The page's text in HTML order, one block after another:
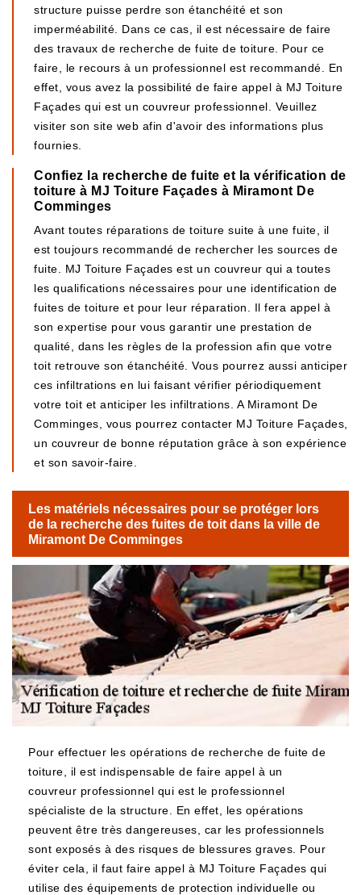
structure puisse perdre son étanchéité et son
imperméabilité. Dans ce cas, il est nécessaire de faire
des travaux de recherche de fuite de toiture. Pour ce
faire, le recours à un professionnel est recommandé. En
effet, vous avez la possibilité de faire appel à MJ Toiture
Façades qui est un couvreur professionnel. Veuillez
visiter son site web afin d'avoir des informations plus
fournies.
Confiez la recherche de fuite et la vérification de
toiture à MJ Toiture Façades à Miramont De
Comminges
Avant toutes réparations de toiture suite à une fuite, il
est toujours recommandé de rechercher les sources de
fuite. MJ Toiture Façades est un couvreur qui a toutes
les qualifications nécessaires pour une identification de
fuites de toiture et pour leur réparation. Il fera appel à
son expertise pour vous garantir une prestation de
qualité, dans les règles de la profession afin que votre
toit retrouve son étanchéité. Vous pourrez aussi anticiper
ces infiltrations en lui faisant vérifier périodiquement
votre toit et anticiper les infiltrations. A Miramont De
Comminges, vous pourrez contacter MJ Toiture Façades,
un couvreur de bonne réputation grâce à son expérience
et son savoir-faire.
Les matériels nécessaires pour se protéger lors
de la recherche des fuites de toit dans la ville de
Miramont De Comminges
Pour effectuer les opérations de recherche de fuite de
toiture, il est indispensable de faire appel à un
couvreur professionnel qui est le professionnel
spécialiste de la structure. En effet, les opérations
peuvent être très dangereuses, car les professionnels
sont exposés à des risques de blessures graves. Pour
éviter cela, il faut faire appel à MJ Toiture Façades qui
utilise des équipements de protection individuelle ou